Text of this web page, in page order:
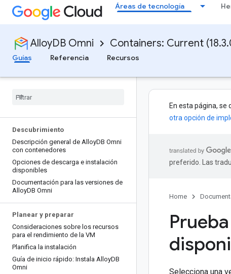
Áreas de tecnología
AlloyDB Omni Containers: Current
Guías
Referencia Recursos
Descubrimiento
Descripción general de AlloyDB Omni
con contenedores
Opciones de descarga e instalación
disponibles
Documentación para las versiones de
AlloyDB Omni
Planear y preparar
Consideraciones sobre los recursos
para el rendimiento de la VM
Planifica la instalación
Guía de inicio rápido: Instala AlloyDB
Omni
En esta página, se
otra opción de
preferido. Las
Home
Selecciona una